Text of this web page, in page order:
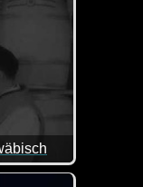
gefunden :-)